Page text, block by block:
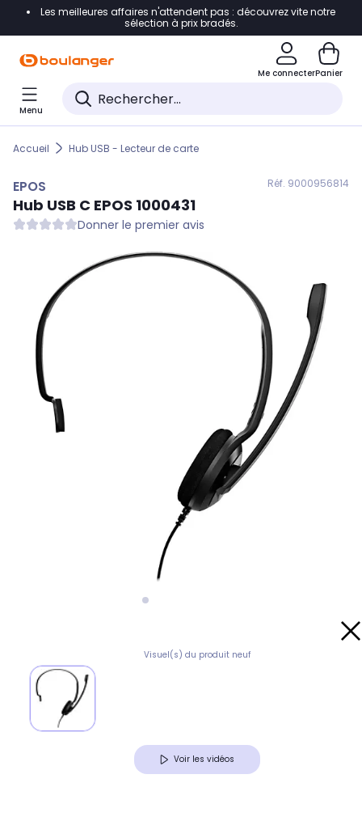
Accéder directement à la navigation
Accéder directement au pied de page
Accéder directement au chatbot
Les meilleures affaires n'attendent pas : découvrez vite notre
sélection à prix bradés.
Me connecterPanier
Menu
Accueil Hub USB - Lecteur de carte
EPOS Réf. 9000956814
Hub USB C EPOS 1000431
Donner le premier avis
Visuel(s) du produit neuf
Voir les vidéos